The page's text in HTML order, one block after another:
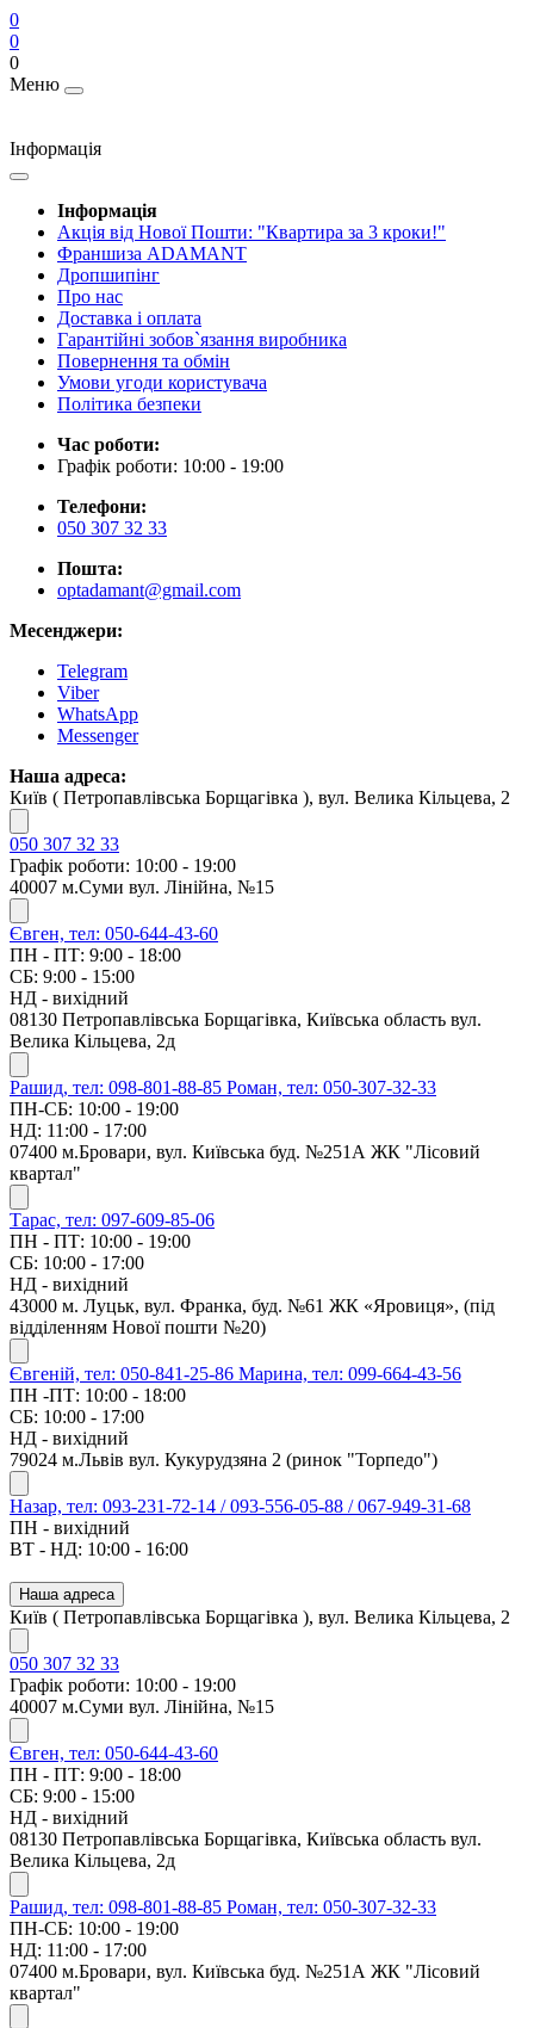
0
0
0
Меню
Інформація
Інформація
Акція від Нової Пошти: "Квартира за 3 кроки!"
Франшиза ADAMANT
Дропшипінг
Про нас
Доставка і оплата
Гарантійні зобов`язання виробника
Повернення та обмін
Умови угоди користувача
Політика безпеки
Час роботи:
Графік роботи: 10:00 - 19:00
Телефони:
050 307 32 33
Пошта:
optadamant@gmail.com
Месенджери:
Telegram
Viber
WhatsApp
Messenger
Наша адреса:
Київ ( Петропавлівська Борщагівка ), вул. Велика Кільцева, 2
050 307 32 33
Графік роботи: 10:00 - 19:00
40007 м.Суми вул. Лінійна, №15
Євген, тел: 050-644-43-60
ПН - ПТ: 9:00 - 18:00
СБ: 9:00 - 15:00
НД - вихідний
08130 Петропавлівська Борщагівка, Київська область вул.
Велика Кільцева, 2д
Рашид, тел: 098-801-88-85 Роман, тел: 050-307-32-33
ПН-СБ: 10:00 - 19:00
НД: 11:00 - 17:00
07400 м.Бровари, вул. Київська буд. №251А ЖК "Лісовий
квартал"
Тарас, тел: 097-609-85-06
ПН - ПТ: 10:00 - 19:00
СБ: 10:00 - 17:00
НД - вихідний
43000 м. Луцьк, вул. Франка, буд. №61 ЖК «Яровиця», (під
відділенням Нової пошти №20)
Євгеній, тел: 050-841-25-86 Марина, тел: 099-664-43-56
ПН -ПТ: 10:00 - 18:00
СБ: 10:00 - 17:00
НД - вихідний
79024 м.Львів вул. Кукурудзяна 2 (ринок "Торпедо")
Назар, тел: 093-231-72-14 / 093-556-05-88 / 067-949-31-68
ПН - вихідний
ВТ - НД: 10:00 - 16:00
Наша адреса
Київ ( Петропавлівська Борщагівка ), вул. Велика Кільцева, 2
050 307 32 33
Графік роботи: 10:00 - 19:00
40007 м.Суми вул. Лінійна, №15
Євген, тел: 050-644-43-60
ПН - ПТ: 9:00 - 18:00
СБ: 9:00 - 15:00
НД - вихідний
08130 Петропавлівська Борщагівка, Київська область вул.
Велика Кільцева, 2д
Рашид, тел: 098-801-88-85 Роман, тел: 050-307-32-33
ПН-СБ: 10:00 - 19:00
НД: 11:00 - 17:00
07400 м.Бровари, вул. Київська буд. №251А ЖК "Лісовий
квартал"